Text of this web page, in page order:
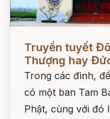
Đọc ngay
Truyền tuyết
Thượng hay
Trong các đình,
có một ban Tam
Phật, cùng với đó